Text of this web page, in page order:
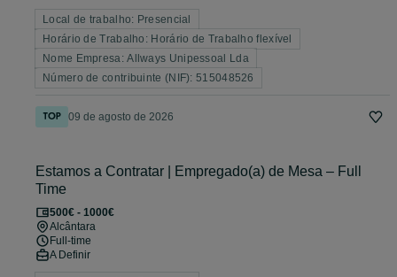
Local de trabalho: Presencial
Horário de Trabalho: Horário de Trabalho flexível
Nome Empresa: Allways Unipessoal Lda
Número de contribuinte (NIF): 515048526
09 de agosto de 2026
Estamos a Contratar | Empregado(a) de Mesa – Full
Time
500€ - 1000€
Alcântara
Full-time
A Definir